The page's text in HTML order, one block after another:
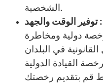
الشخصية.
توفير الوقت والجهد :
دولية ومخاطرة
في البلدان
القيادة الدولية
قم بتقديم رخصتك